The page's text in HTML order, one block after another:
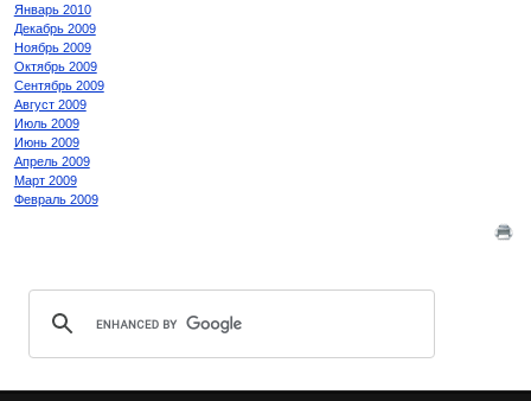
Январь 2010
Декабрь 2009
Ноябрь 2009
Октябрь 2009
Сентябрь 2009
Август 2009
Июль 2009
Июнь 2009
Апрель 2009
Март 2009
Февраль 2009